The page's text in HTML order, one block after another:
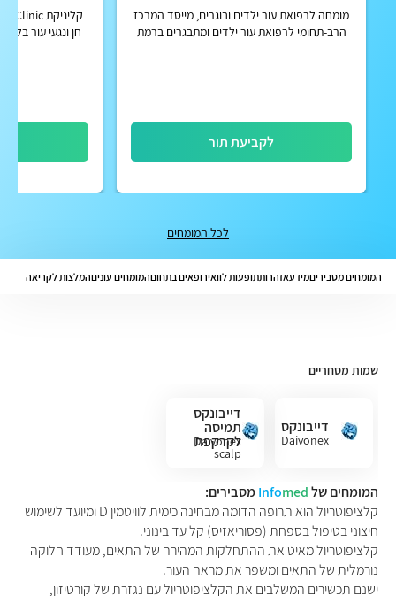
מומחה לרפואת עור ילדים ובוגרים, מייסד המרכז
הרב-תחומי לרפואת עור ילדים ומתבגרים ברמת
לקביעת תור
חן ונגעי עור
לכל המומחים
המומחים מסביריםמידעאזהרותתופעות לוואירופאים בתחוםהמומחים עוניםהמלצות לקריאה
שמות מסחריים
דייבונקס
Daivonex
דייבונקס
תמיסה
לקרקפת
Daivonex
scalp
המומחים של Infomed
מסבירים:
קלציפוטריול הוא תרופה הדומה מבחינה כימית לוויטמין D ומיועד לשימוש
חיצוני בטיפול בספחת (פסוריאזיס) קל עד בינוני.
קלציפוטריול מאיט את ההתחלקות המהירה של התאים, מעודד חלוקה
נורמלית של התאים ומשפר את מראה העור.
ישנם תכשירים המשלבים את הקלציפוטריול עם נגזרת של קורטיזון,